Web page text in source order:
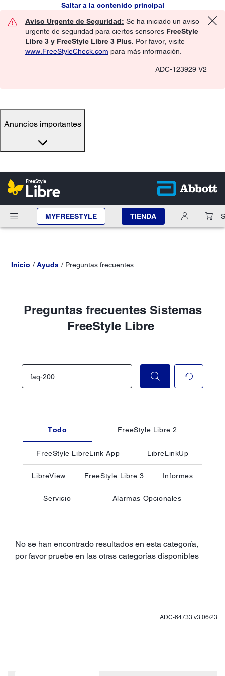
Saltar a la contenido principal
Aviso Urgente de Seguridad: Se ha iniciado un aviso
urgente de seguridad para ciertos sensores FreeStyle
Libre 3 y FreeStyle Libre 3 Plus. Por favor, visite
www.FreeStyleCheck.com para más información.
ADC-123929 V2
Anuncios importantes
MYFREESTYLE TIENDA
Inicio Ayuda Preguntas frecuentes
Preguntas frecuentes Sistemas
FreeStyle Libre
Todo FreeStyle Libre 2
FreeStyle LibreLink App LibreLinkUp
LibreView FreeStyle Libre 3 Informes
Servicio Alarmas Opcionales
No se han encontrado resultados en esta categoría,
por favor pruebe en las otras categorías disponibles
ADC-64733 v3 06/23